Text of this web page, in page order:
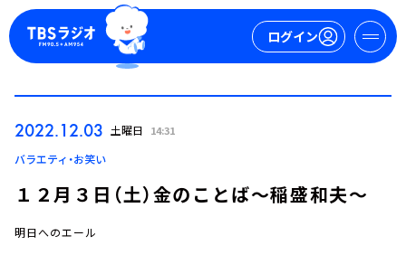
ログイン
ログイン
2022.12.03 土曜日 14:31
バラエティ・お笑い
１２月３日（土）金のことば～稲盛和夫～
明日へのエール